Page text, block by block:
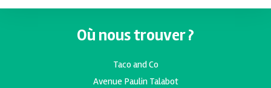
Où nous trouver ?
Taco and Co
Avenue Paulin Talabot